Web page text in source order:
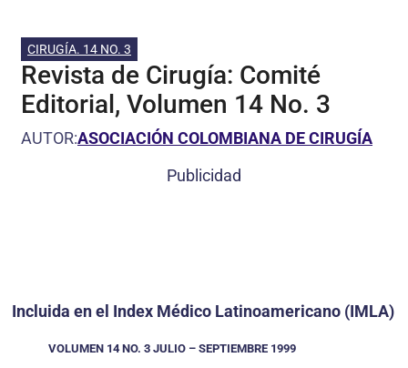
CIRUGÍA. 14 NO. 3
Revista de Cirugía: Comité
Editorial, Volumen 14 No. 3
AUTOR:ASOCIACIÓN COLOMBIANA DE CIRUGÍA
Publicidad
Incluida en el Index Médico Latinoamericano (IMLA)
VOLUMEN 14 NO. 3 JULIO – SEPTIEMBRE 1999